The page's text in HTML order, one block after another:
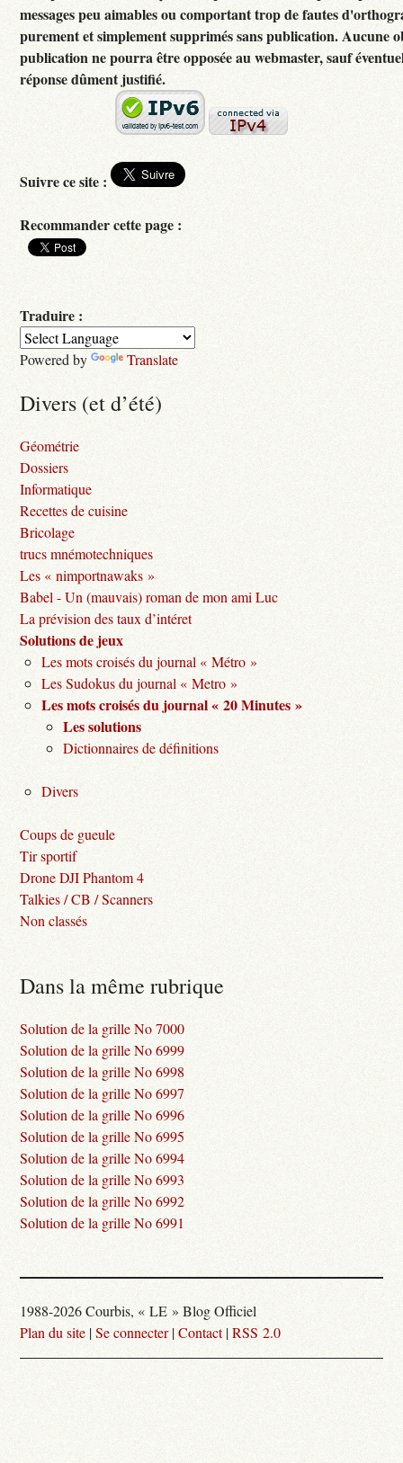
messages peu aimables ou comportant trop de fautes
purement et simplement supprimés sans publication. Aucune
publication ne pourra être opposée au webmaster, sauf
réponse dûment justifié.
Suivre ce site :
Recommander cette page :
Traduire :
Powered by Translate
Divers (et d’été)
Géométrie
Dossiers
Informatique
Recettes de cuisine
Bricolage
trucs mnémotechniques
Les « nimportnawaks »
Babel - Un (mauvais) roman de mon ami Luc
La prévision des taux d’intéret
Solutions de jeux
Les mots croisés du journal « Métro »
Les Sudokus du journal « Metro »
Les mots croisés du journal « 20 Minutes »
Les solutions
Dictionnaires de définitions
Divers
Coups de gueule
Tir sportif
Drone DJI Phantom 4
Talkies / CB / Scanners
Non classés
Dans la même rubrique
Solution de la grille No 7000
Solution de la grille No 6999
Solution de la grille No 6998
Solution de la grille No 6997
Solution de la grille No 6996
Solution de la grille No 6995
Solution de la grille No 6994
Solution de la grille No 6993
Solution de la grille No 6992
Solution de la grille No 6991
1988-2026 Courbis, « LE » Blog Officiel
Plan du site |Se connecter|Contact|RSS 2.0